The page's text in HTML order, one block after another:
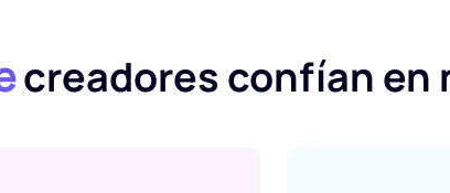
creadores confían en